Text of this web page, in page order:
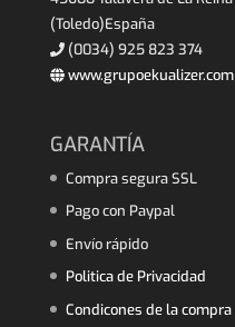
(Toledo)España
(0034) 925 823 374
www.grupoekualizer.com
GARANTÍA
Compra segura SSL
Pago con Paypal
Envío rápido
Politica de Privacidad
Condicones de la compra